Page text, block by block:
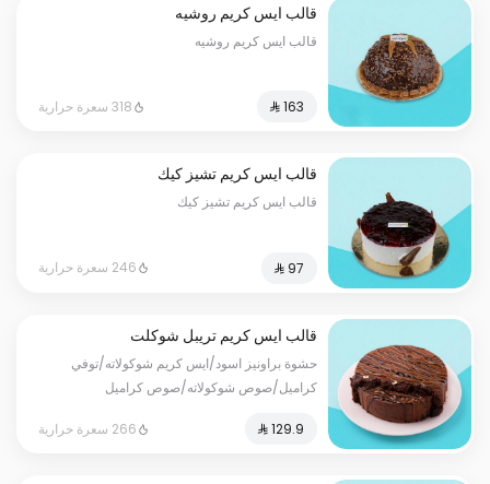
قالب ايس كريم روشيه
قالب ايس كريم روشيه
318 سعرة حرارية
قالب ايس كريم تشيز كيك
قالب ايس كريم تشيز كيك
246 سعرة حرارية
قالب ايس كريم تريبل شوكلت
حشوة براونيز اسود/ايس كريم شوكولاته/توفي
كراميل/صوص شوكولاته/صوص كراميل
266 سعرة حرارية